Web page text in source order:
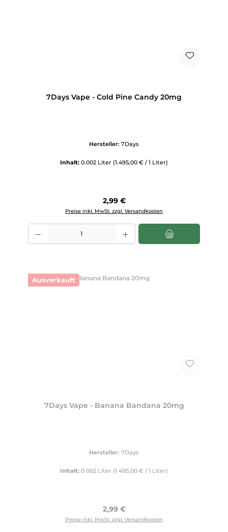
7Days Vape - Cold Pine Candy 20mg
Hersteller: 7Days
Inhalt: 0.002 Liter (1.495,00 € / 1 Liter)
Regulärer Preis:
2,99 €
Preise inkl. MwSt. zzgl. Versandkosten
Produkt Anzahl: Gib den gewünschten Wert ein oder benutze die
Ausverkauft
7Days Vape - Banana Bandana 20mg
Hersteller: 7Days
Inhalt: 0.002 Liter (1.495,00 € / 1 Liter)
Regulärer Preis:
2,99 €
Preise inkl. MwSt. zzgl. Versandkosten